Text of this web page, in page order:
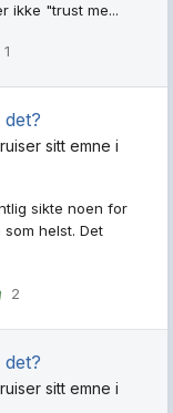
ikke "trust me...
1
sitt emne i
sikte noen for
helst. Det
2
sitt emne i